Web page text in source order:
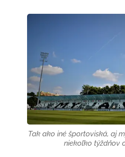
Tak ako iné športoviská, aj
niekoľko týždňov